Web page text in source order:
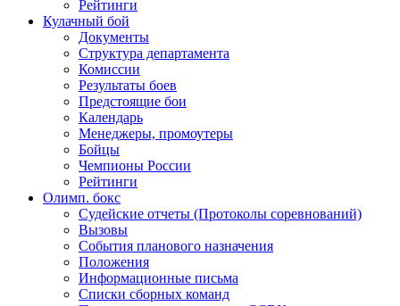
Рейтинги
Кулачный бой
Документы
Структура департамента
Комиссии
Результаты боев
Предстоящие бои
Календарь
Менеджеры, промоутеры
Бойцы
Чемпионы России
Рейтинги
Олимп. бокс
Судейские отчеты (Протоколы соревнований)
Вызовы
События планового назначения
Положения
Информационные письма
Списки сборных команд